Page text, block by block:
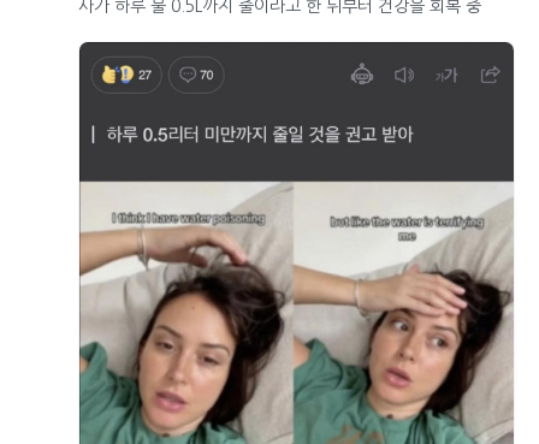
사가 하루 물 0.5L까지 줄이라고 한 뒤부터 건강을 회복 중